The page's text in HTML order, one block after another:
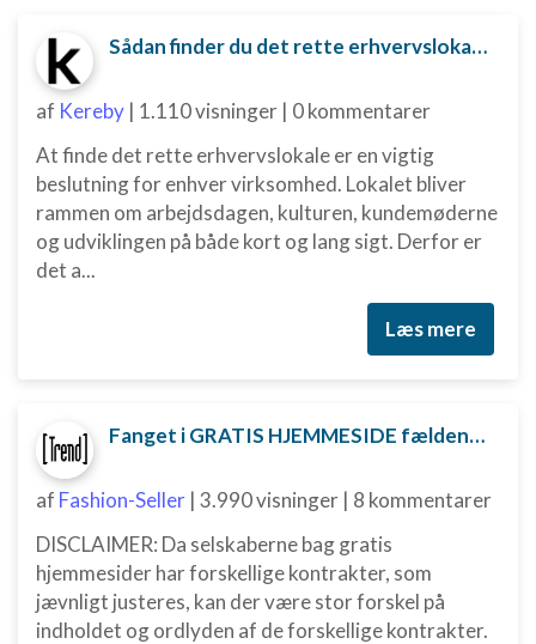
Sådan finder du det rette erhvervslokale til din virksomhed
af Kereby | 1.110 visninger | 0 kommentarer
At finde det rette erhvervslokale er en vigtig
beslutning for enhver virksomhed. Lokalet bliver
rammen om arbejdsdagen, kulturen, kundemøderne
og udviklingen på både kort og lang sigt. Derfor er
det a...
Læs mere
Fanget i GRATIS HJEMMESIDE fælden? Sådan kan du måske komme ud af aftalen
af Fashion-Seller | 3.990 visninger | 8 kommentarer
DISCLAIMER: Da selskaberne bag gratis
hjemmesider har forskellige kontrakter, som
jævnligt justeres, kan der være stor forskel på
indholdet og ordlyden af de forskellige kontrakter.